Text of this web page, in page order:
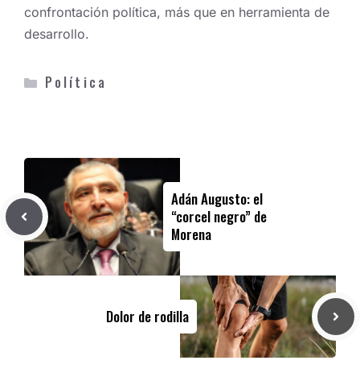
confrontación política, más que en herramienta de
desarrollo.
Categorías
Política
Adán Augusto: el
“corcel negro” de
Morena
Dolor de rodilla